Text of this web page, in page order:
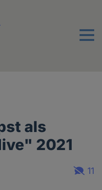
Menu
als
2021
11